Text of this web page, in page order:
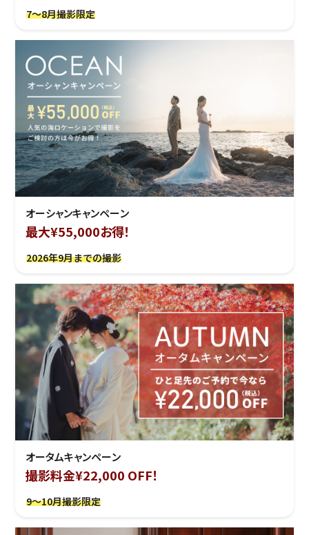
7～8月撮影限定
オーシャンキャンペーン
最大¥55,000お得！
2026年9月までの撮影
オータムキャンペーン
撮影料金¥22,000 OFF！
9～10月撮影限定